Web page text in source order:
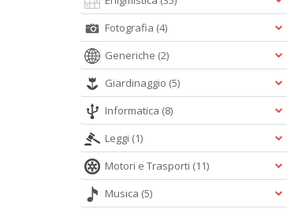
Fotografia (4)
Generiche (2)
Giardinaggio (5)
Informatica (8)
Leggi (1)
Motori e Trasporti (11)
Musica (5)